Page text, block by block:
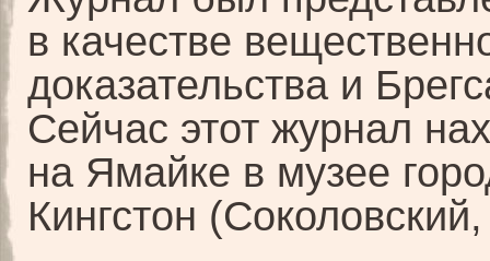
в качестве
доказательства и
Сейчас этот журнал
на Ямайке в музее
Кингстон